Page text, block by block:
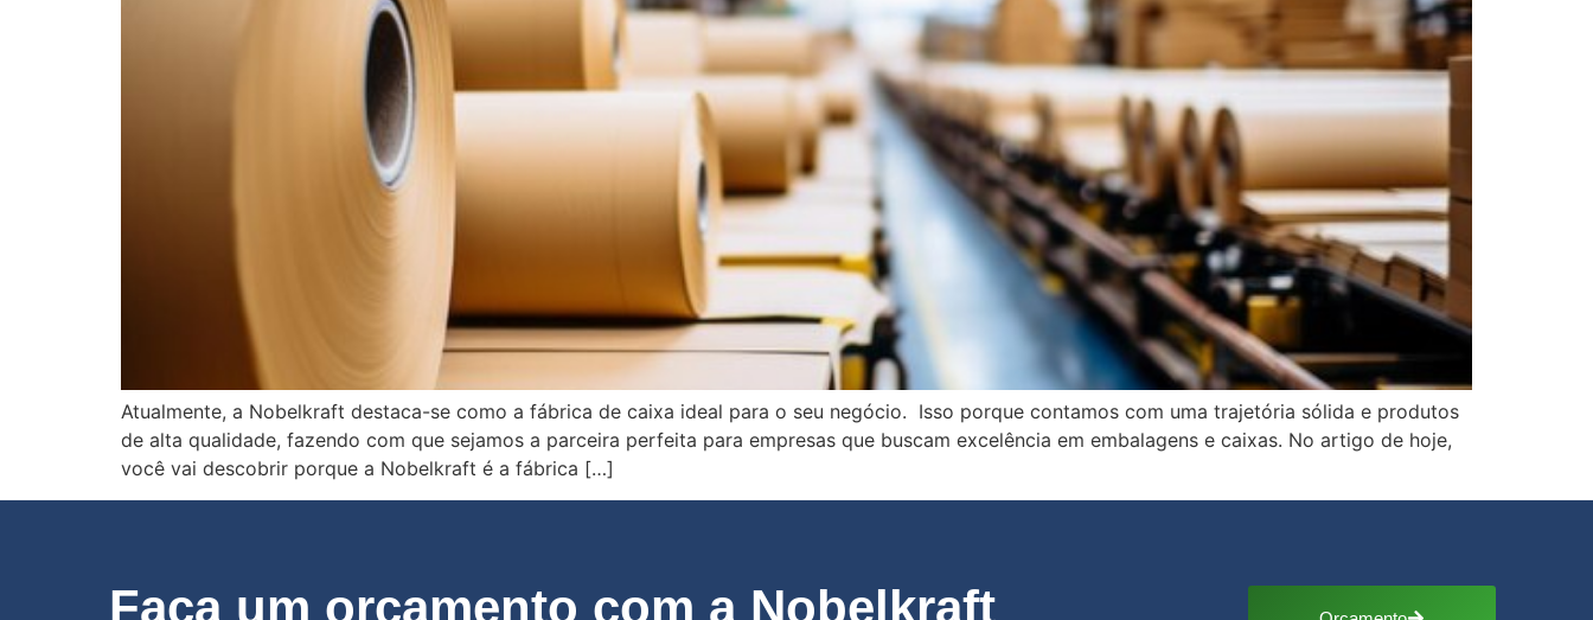
Atualmente, a Nobelkraft destaca-se como a fábrica de caixa ideal para o seu negócio. Isso porque contamos com uma trajetória sólida e produtos
de alta qualidade, fazendo com que sejamos a parceira perfeita para empresas que buscam excelência em embalagens e caixas. No artigo de hoje,
você vai descobrir porque a Nobelkraft é a fábrica […]
Faça um orçamento com a Nobelkraft